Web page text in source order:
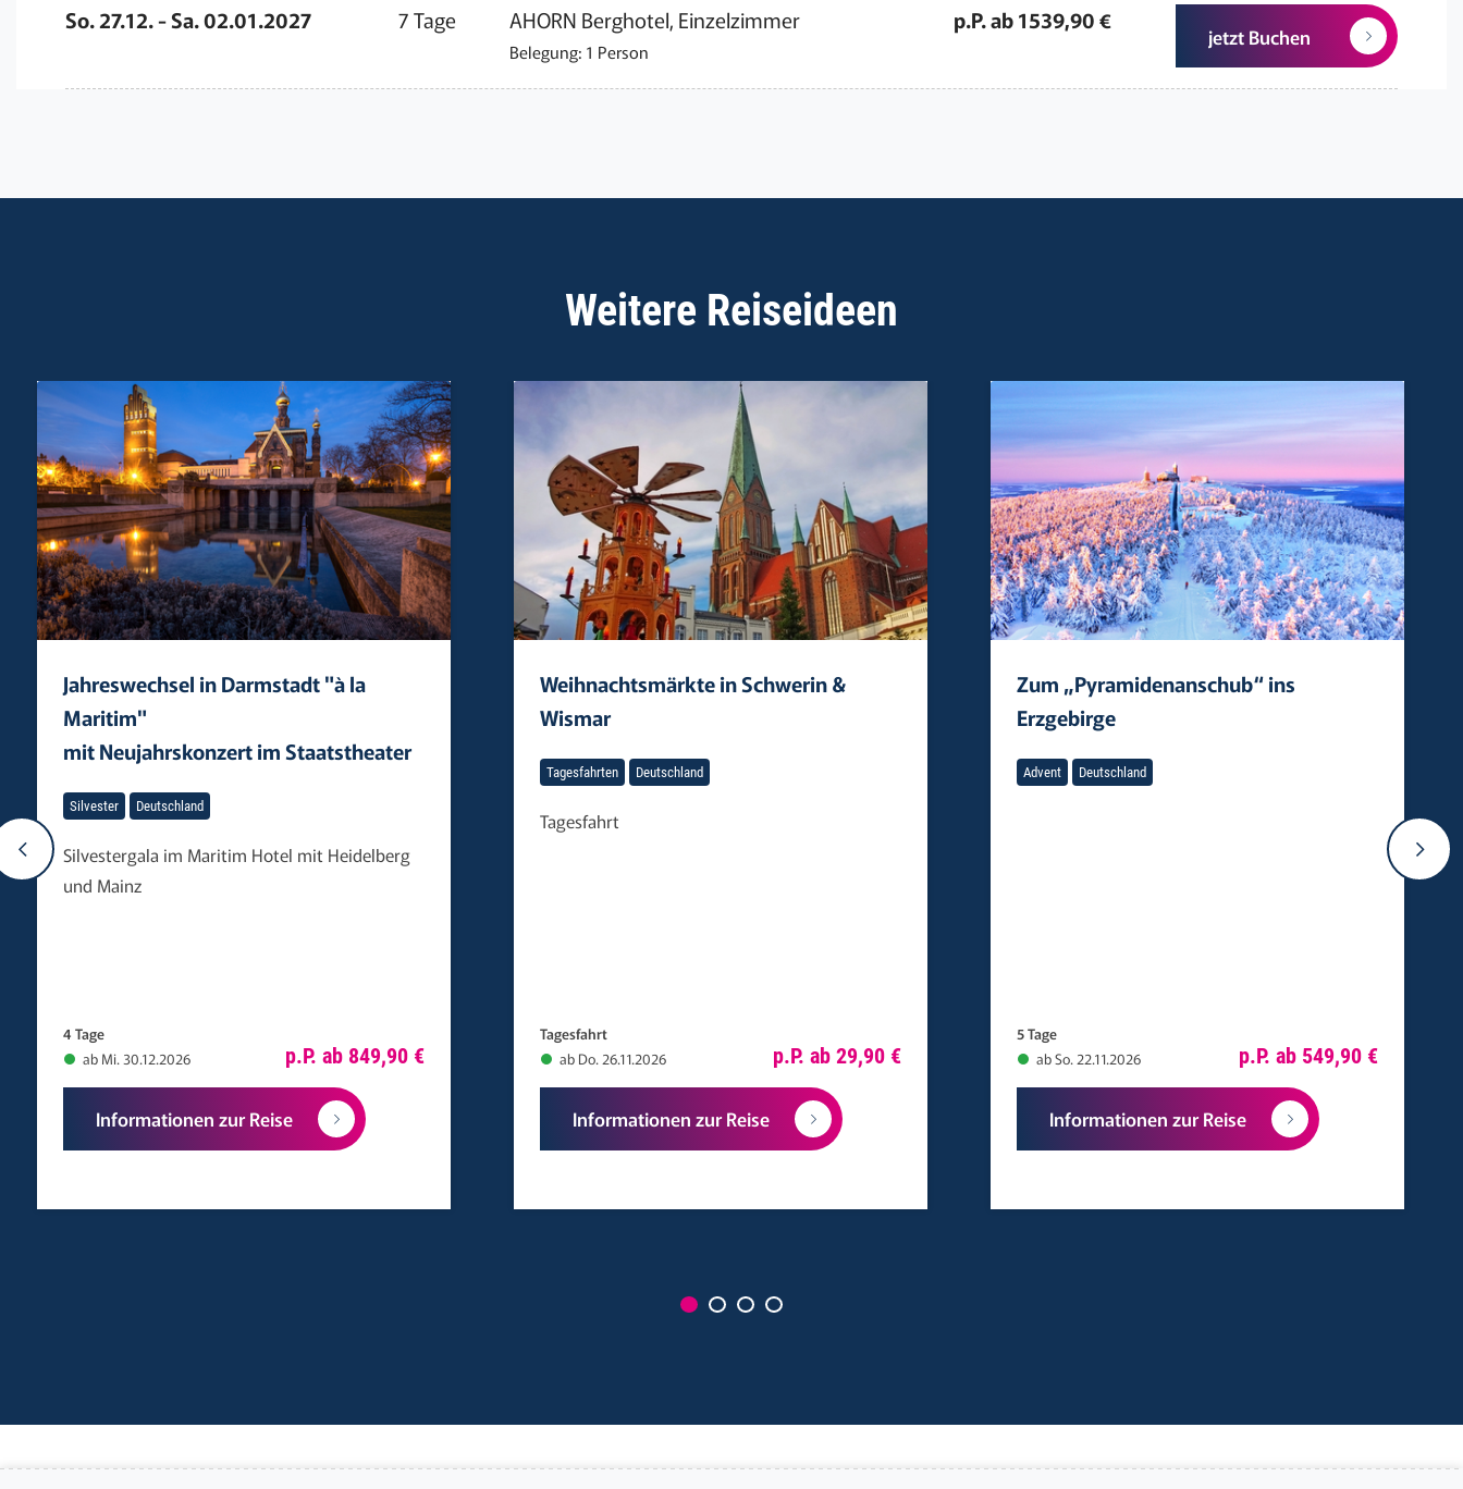
So. 27.12. - Sa. 02.01.2027 7 Tage AHORN Berghotel, Einzelzimmer
Belegung: 1 Person
p.P. ab 1539,90 €
jetzt Buchen
Weitere Reiseideen
Jahreswechsel in Darmstadt "à la
Maritim"
mit Neujahrskonzert im Staatstheater
Silvester Deutschland
Silvestergala im Maritim Hotel mit Heidelberg
und Mainz
4 Tage
ab Mi. 30.12.2026
p.P. ab 849,90 €
Informationen zur Reise
Weihnachtsmärkte in Schwerin &
Wismar
Tagesfahrten Deutschland
Tagesfahrt
Tagesfahrt
ab Do. 26.11.2026
p.P. ab 29,90 €
Informationen zur Reise
Zum „Pyramidenanschub“ ins
Erzgebirge
Advent Deutschland
5 Tage
ab So. 22.11.2026
p.P. ab 549,90 €
Informationen zur Reise